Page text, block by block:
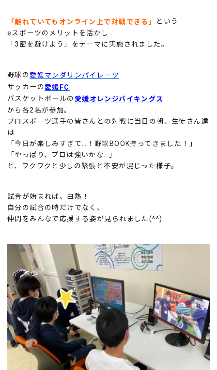
「離れていてもオンライン上で対戦できる」
という
eスポーツのメリットを活かし
「3密を避けよう」をテーマに実施されました。
野球の愛媛マンダリンパイレーツ
サッカーの愛媛FC
バスケットボールの 愛媛オレンジバイキングス
から各2名が参加。
プロスポーツ選手の皆さんとの対戦に当日の朝、生徒さん達
は
「今日が楽しみすぎて…！野球BOOK持ってきました！」
「やっぱり、プロは強いかな…」
と、ワクワクと少しの緊張と不安が混じった様子。
試合が始まれば、白熱！
自分の試合の時だけでなく、
仲間をみんなで応援する姿が見られました(^^)